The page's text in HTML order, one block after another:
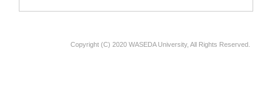
Copyright (C) 2020 WASEDA University, All Rights Reserved.